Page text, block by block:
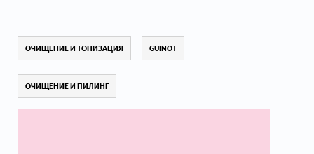
ОЧИЩЕНИЕ И ТОНИЗАЦИЯ GUINOT
ОЧИЩЕНИЕ И ПИЛИНГ